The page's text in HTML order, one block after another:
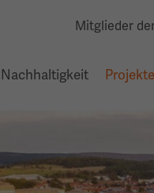
Mitglieder
Nachhaltigkeit Projekte